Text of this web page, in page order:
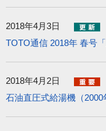
2018年4月3日
TOTO通信 2018年 春号
2018年4月2日
石油直圧式給湯機（